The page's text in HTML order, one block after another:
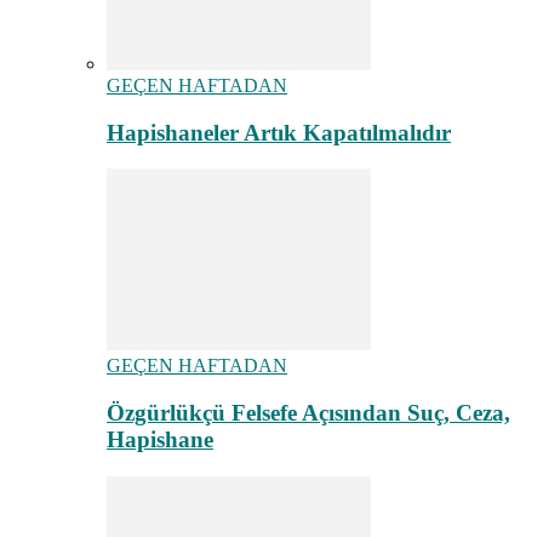
GEÇEN HAFTADAN
Hapishaneler Artık Kapatılmalıdır
GEÇEN HAFTADAN
Özgürlükçü Felsefe Açısından Suç, Ceza,
Hapishane